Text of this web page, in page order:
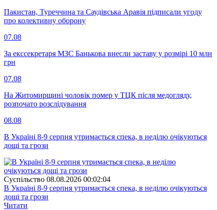
Пакистан, Туреччина та Саудівська Аравія підписали угоду
про колективну оборону
07.08
За екссекретаря МЗС Банькова внесли заставу у розмірі 10 млн
грн
07.08
На Житомирщині чоловік помер у ТЦК після медогляду,
розпочато розслідування
08.08
В Україні 8-9 серпня утримається спека, в неділю очікуються
дощі та грози
Суспiльство 08.08.2026 00:02:04
В Україні 8-9 серпня утримається спека, в неділю очікуються
дощі та грози
Читати